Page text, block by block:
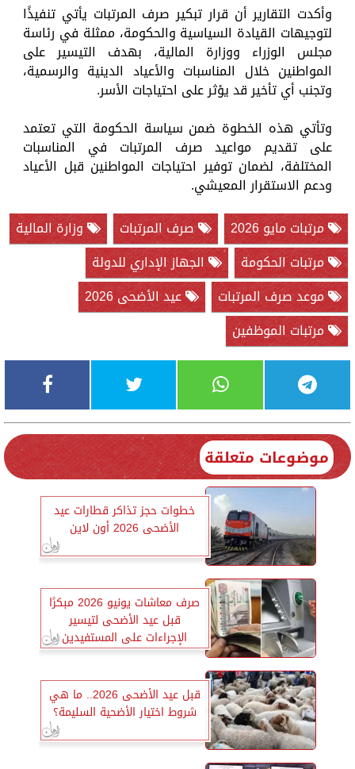
وأكدت التقارير أن قرار تبكير صرف المرتبات يأتي تنفيذًا
لتوجيهات القيادة السياسية والحكومة، ممثلة في رئاسة
مجلس الوزراء ووزارة المالية، بهدف التيسير على
المواطنين خلال المناسبات والأعياد الدينية والرسمية،
وتجنب أي تأخير قد يؤثر على احتياجات الأسر.
وتأتي هذه الخطوة ضمن سياسة الحكومة التي تعتمد
على تقديم مواعيد صرف المرتبات في المناسبات
المختلفة، لضمان توفير احتياجات المواطنين قبل الأعياد
ودعم الاستقرار المعيشي.
مرتبات مايو 2026
صرف المرتبات
وزارة المالية
مرتبات الحكومة
الجهاز الإداري للدولة
موعد صرف المرتبات
عيد الأضحى 2026
مرتبات الموظفين
موضوعات متعلقة
خطوات حجز تذاكر قطارات عيد
الأضحى 2026 أون لاين
صرف معاشات يونيو 2026 مبكرًا
قبل عيد الأضحى لتيسير
الإجراءات على المستفيدين
قبل عيد الأضحى 2026.. ما هي
شروط اختيار الأضحية السليمة؟